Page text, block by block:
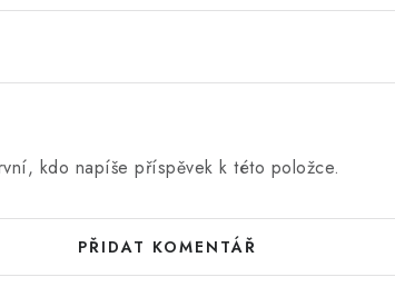
kdo napíše příspěvek k této položce.
PŘIDAT KOMENTÁŘ